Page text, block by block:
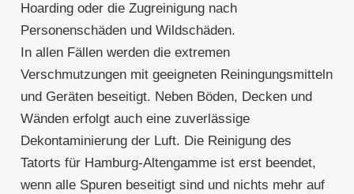
Hoarding oder die Zugreinigung nach
Personenschäden und Wildschäden.
In allen Fällen werden die extremen
Verschmutzungen mit geeigneten Reiningungsmitteln
und Geräten beseitigt. Neben Böden, Decken und
Wänden erfolgt auch eine zuverlässige
Dekontaminierung der Luft. Die Reinigung des
Tatorts für Hamburg-Altengamme ist erst beendet,
wenn alle Spuren beseitigt sind und nichts mehr auf